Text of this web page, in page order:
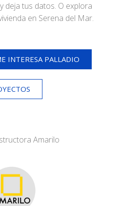
deja tus datos. O explora
en Serena del Mar.
INTERESA PALLADIO
Amarilo